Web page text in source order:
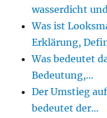
wasserdicht
Was ist
Erklärung,
Was bedeutet
Bedeutung,…
Der Umstieg
bedeutet der…